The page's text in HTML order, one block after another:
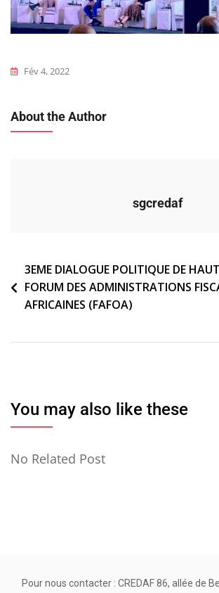
Fév 4, 2022
About the Author
sgcredaf
Navigation
de
l’article
3EME DIALOGUE POLITIQUE DE
FORUM DES ADMINISTRATIONS
AFRICAINES (FAFOA)
You may also like these
No Related Post
Pour nous contacter : CREDAF 86, allée de